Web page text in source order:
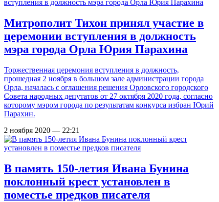
Митрополит Тихон принял участие в
церемонии вступления в должность
мэра города Орла Юрия Парахина
Торжественная церемония вступления в должность,
прошедная 2 ноября в большом зале администрации города
Орла, началась с оглашения решения Орловского городского
Совета народных депутатов от 27 октября 2020 года, согласно
которому мэром города по результатам конкурса избран Юрий
Парахин.
2 ноября 2020 — 22:21
В память 150-летия Ивана Бунина
поклонный крест установлен в
поместье предков писателя